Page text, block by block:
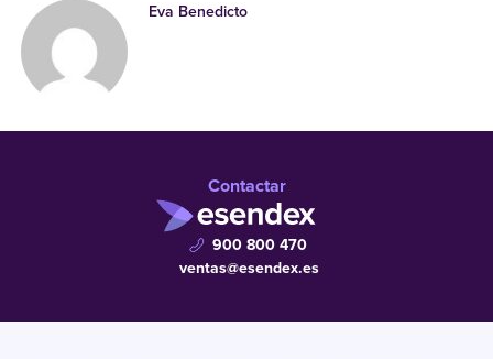
Eva Benedicto
Contactar
900 800 470
ventas@esendex.es